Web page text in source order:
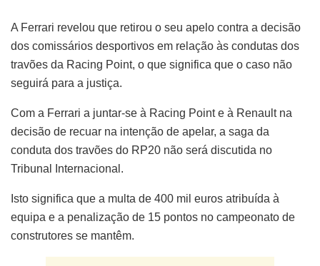
A Ferrari revelou que retirou o seu apelo contra a decisão
dos comissários desportivos em relação às condutas dos
travões da Racing Point, o que significa que o caso não
seguirá para a justiça.
Com a Ferrari a juntar-se à Racing Point e à Renault na
decisão de recuar na intenção de apelar, a saga da
conduta dos travões do RP20 não será discutida no
Tribunal Internacional.
Isto significa que a multa de 400 mil euros atribuída à
equipa e a penalização de 15 pontos no campeonato de
construtores se mantêm.